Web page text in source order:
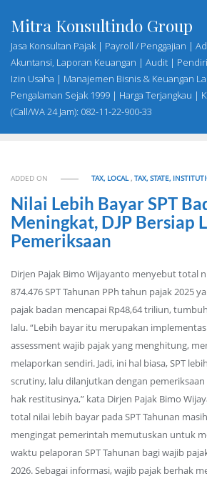
content
Mitra Konsultindo Group
Jasa Konsultan Pajak | Payroll / Penggajian |
Akuntansi, Laporan Keuangan | Audit |
Izin Usaha | Manajemen Bisnis & Keuangan
Pengalaman Sejak 1999 | Harga Terjangkau |
(Call/WA 24 Jam): 082-11-22-900-33
ADDED ON TAX, LOCAL,TAX, STATE,
Nilai Lebih Bayar SPT
Meningkat, DJP Bersiap
Pemeriksaan
Dirjen Pajak Bimo Wijayanto menyebut total
874.476 SPT Tahunan PPh tahun pajak 2025
pajak badan mencapai Rp48,64 triliun,
lalu. “Lebih bayar itu merupakan
assessment wajib pajak yang menghitung,
melaporkan sendiri. Jadi, ini hal biasa, SPT
scrutiny, lalu dilanjutkan dengan
hak restitusinya,” kata Dirjen Pajak Bimo
total nilai lebih bayar pada SPT Tahunan
mengingat pemerintah memutuskan untuk
waktu pelaporan SPT Tahunan bagi wajib
2026. Sebagai informasi, wajib pajak berhak